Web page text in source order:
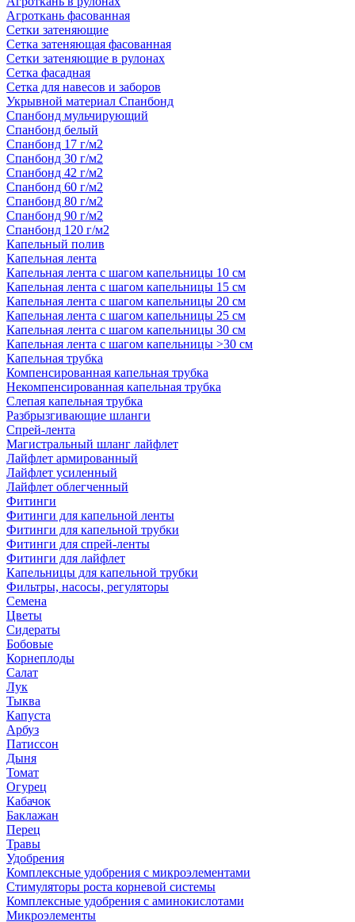
Агроткань фасованная
Сетки затеняющие
Сетка затеняющая фасованная
Сетки затеняющие в рулонах
Сетка фасадная
Сетка для навесов и заборов
Укрывной материал Спанбонд
Спанбонд мульчирующий
Спанбонд белый
Спанбонд 17 г/м2
Спанбонд 30 г/м2
Спанбонд 42 г/м2
Спанбонд 60 г/м2
Спанбонд 80 г/м2
Спанбонд 90 г/м2
Спанбонд 120 г/м2
Капельный полив
Капельная лента
Капельная лента с шагом капельницы 10 см
Капельная лента с шагом капельницы 15 см
Капельная лента с шагом капельницы 20 см
Капельная лента с шагом капельницы 25 см
Капельная лента с шагом капельницы 30 см
Капельная лента с шагом капельницы >30 см
Капельная трубка
Компенсированная капельная трубка
Некомпенсированная капельная трубка
Слепая капельная трубка
Разбрызгивающие шланги
Спрей-лента
Магистральный шланг лайфлет
Лайфлет армированный
Лайфлет усиленный
Лайфлет облегченный
Фитинги
Фитинги для капельной ленты
Фитинги для капельной трубки
Фитинги для спрей-ленты
Фитинги для лайфлет
Капельницы для капельной трубки
Фильтры, насосы, регуляторы
Семена
Цветы
Сидераты
Бобовые
Корнеплоды
Салат
Лук
Тыква
Капуста
Арбуз
Патиссон
Дыня
Томат
Огурец
Кабачок
Баклажан
Перец
Травы
Удобрения
Комплексные удобрения с микроэлементами
Стимуляторы роста корневой системы
Комплексные удобрения с аминокислотами
Микроэлементы